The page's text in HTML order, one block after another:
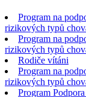
Program na
rizikových typů
Program na
rizikových typů
Rodiče vítáni
Program na
rizikových typů
Program